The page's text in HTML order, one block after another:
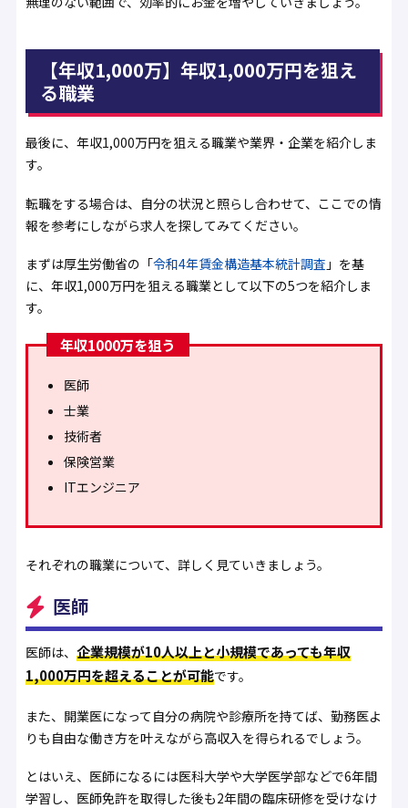
【年収1,000万】年収1,000万円を狙え
る職業
最後に、年収1,000万円を狙える職業や業界・企業を紹介しま
す。
転職をする場合は、自分の状況と照らし合わせて、ここでの情
報を参考にしながら求人を探してみてください。
まずは厚生労働省の「令和4年賃金構造基本統計調査 」を基
に、年収1,000万円を狙える職業として以下の5つを紹介しま
す。
年収1000万を狙う
医師
士業
技術者
保険営業
ITエンジニア
それぞれの職業について、詳しく見ていきましょう。
医師
医師は、 企業規模が10人以上と小規模であっても年収
1,000万円を超えることが可能です。
また、開業医になって自分の病院や診療所を持てば、勤務医よ
りも自由な働き方を叶えながら高収入を得られるでしょう。
とはいえ、医師になるには医科大学や大学医学部などで6年間
学習し、医師免許を取得した後も2年間の臨床研修を受けなけ